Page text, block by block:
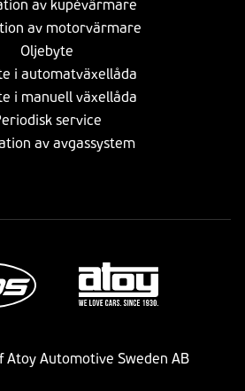
av kupévärmare
av motorvärmare
Oljebyte
i automatväxellåda
i manuell växellåda
service
av avgassystem
Atoy Automotive Sweden AB